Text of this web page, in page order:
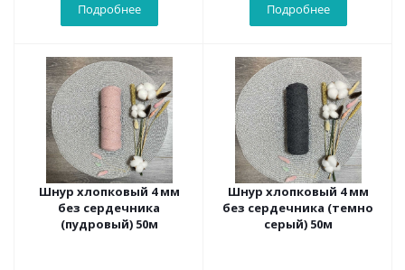
Подробнее Подробнее
Шнур хлопковый 4 мм
без сердечника
(пудровый) 50м
Шнур хлопковый 4 мм
без сердечника (темно
серый) 50м